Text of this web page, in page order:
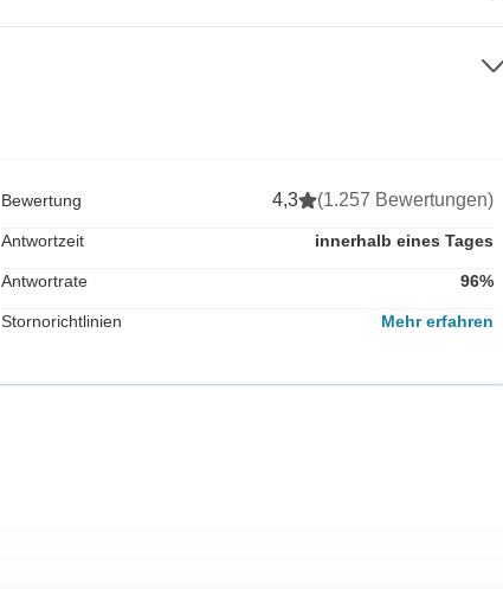
Bewertung 4,3 (1.257 Bewertungen)
Antwortzeit innerhalb eines Tages
Antwortrate 96%
Stornorichtlinien Mehr erfahren